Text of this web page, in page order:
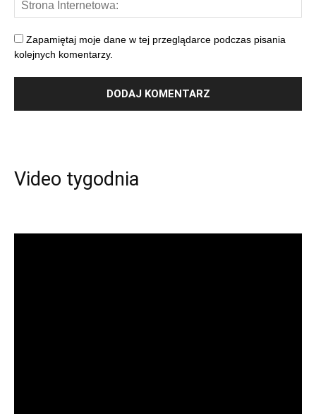
Zapamiętaj moje dane w tej przeglądarce podczas pisania
kolejnych komentarzy.
Video tygodnia